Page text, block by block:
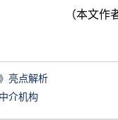
大学法
亮点解析
介机构